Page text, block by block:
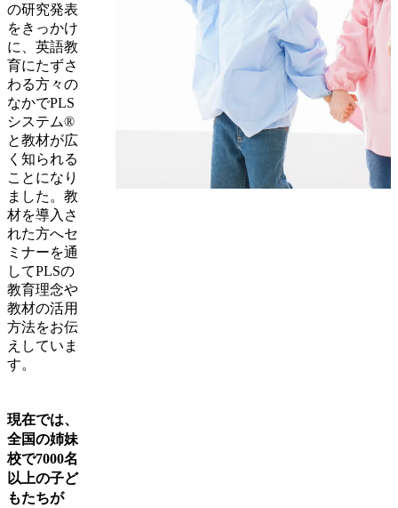
の研究発表
をきっかけ
に、英語教
育にたずさ
わる方々の
なかでPLS
システム®
と教材が広
く知られる
ことになり
ました。教
材を導入さ
れた方へセ
ミナーを通
してPLSの
教育理念や
教材の活用
方法をお伝
えしていま
す。
現在では、
全国の姉妹
校で7000名
以上の子ど
もたちが